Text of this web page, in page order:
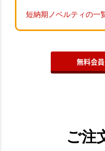
短納期ノベルティの一
無料会
ご注